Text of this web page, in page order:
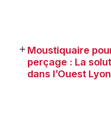
Moustiquaire
perçage : La
dans l’Ouest